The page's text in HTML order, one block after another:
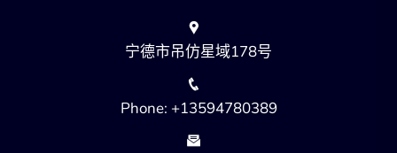
宁德市吊仿星域178号
Phone: +13594780389